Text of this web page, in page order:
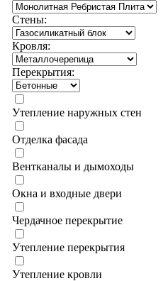
Стены:
Кровля:
Перекрытия:
Утепление наружных стен
Отделка фасада
Вентканалы и дымоходы
Окна и входные двери
Чердачное перекрытие
Утепление перекрытия
Утепление кровли